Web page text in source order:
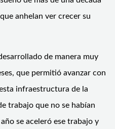
anhelan ver crecer su
de manera muy
que permitió avanzar con
infraestructura de la
trabajo que no se habían
se aceleró ese trabajo y